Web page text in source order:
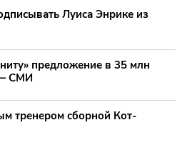
Луиса Энрике из
предложение в 35 млн
СМИ
тренером сборной Кот-